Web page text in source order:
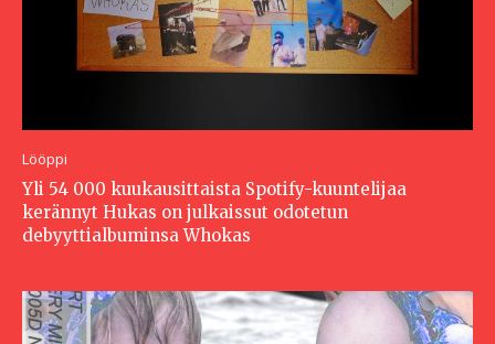
Lööppi
Yli 54 000 kuukausittaista Spotify-kuuntelijaa
kerännyt Hukas on julkaissut odotetun
debyyttialbuminsa Whokas